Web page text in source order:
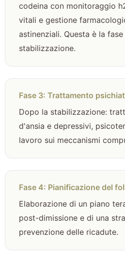
codeina con monitoraggio
vitali e gestione
astinenziali. Questa è la
stabilizzazione.
Fase 3: Trattamento
Dopo la stabilizzazione:
d'ansia e depressivi,
lavoro sui meccanismi
Fase 4: Pianificazione del
Elaborazione di un piano
post-dimissione e di una
prevenzione delle ricadute.